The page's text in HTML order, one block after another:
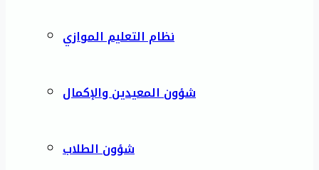
نظام التعليم الموازي
شؤون المعيدين والإكمال
شؤون الطلاب